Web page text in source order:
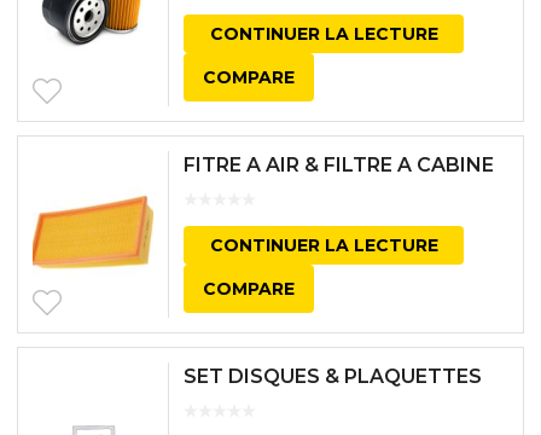
CONTINUER LA LECTURE
COMPARE
FITRE A AIR & FILTRE A CABINE
CONTINUER LA LECTURE
COMPARE
SET DISQUES & PLAQUETTES